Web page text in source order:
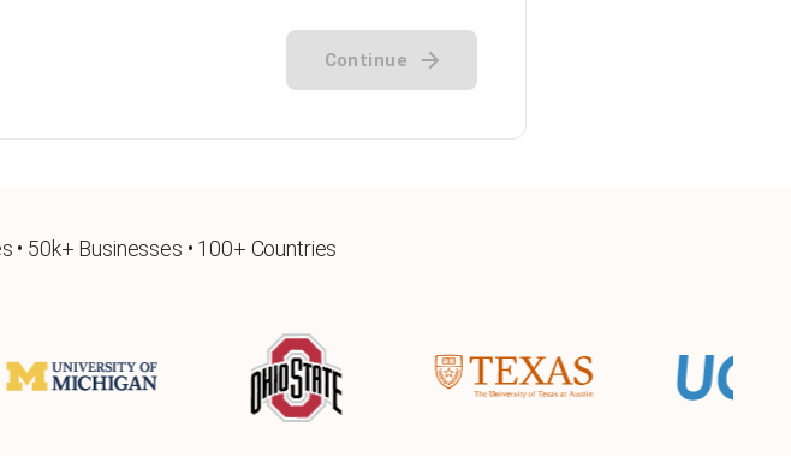
Continue
• 50k+ Businesses • 100+ Countries